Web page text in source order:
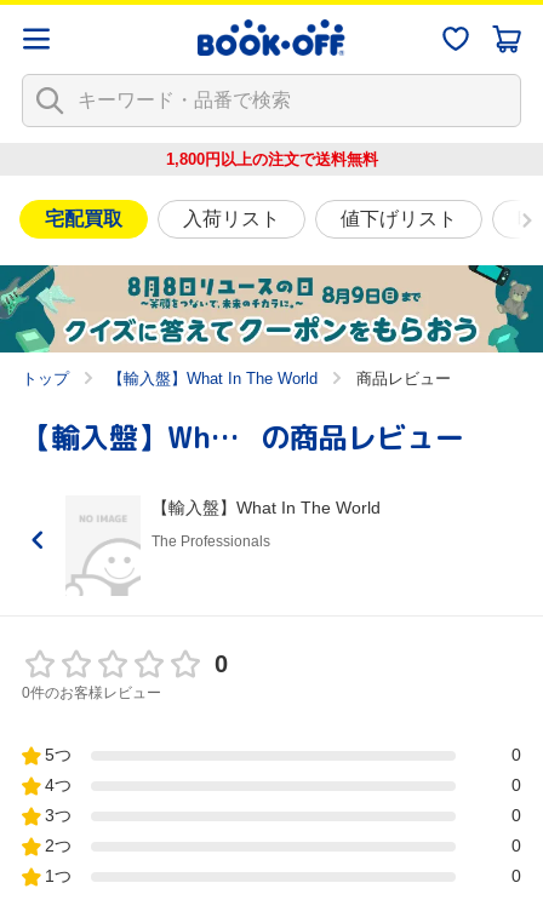
1,800円以上の注文で送料無料
宅配買取 入荷リスト 値下げリスト
トップ 【輸入盤】What In The World 商品レビュー
【輸入盤】What In The World の商品レビュー
【輸入盤】What In The World
The Professionals
0
0件のお客様レビュー
5つ
0
4つ
0
3つ
0
2つ
0
1つ
0